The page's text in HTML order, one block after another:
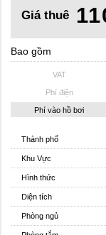
Giá thuê
Bao gồm
VAT
Phí điện
Phí vào hồ bơi
Thành phố
Khu Vực
Hình thức
Diện tích
Phòng ngủ